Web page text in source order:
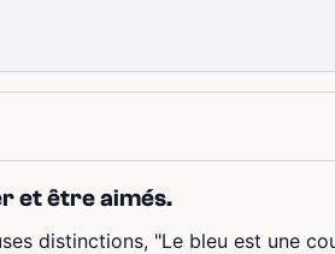
et être aimés.
distinctions, "Le bleu est une